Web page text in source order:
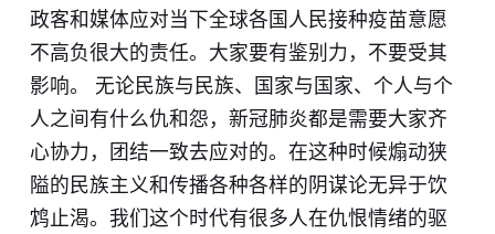
政客和媒体应对当下全球各国人民接种疫苗意愿
不高负很大的责任。大家要有鉴别力，不要受其
影响。 无论民族与民族、国家与国家、个人与个
人之间有什么仇和怨，新冠肺炎都是需要大家齐
心协力，团结一致去应对的。在这种时候煽动狭
隘的民族主义和传播各种各样的阴谋论无异于饮
鸩止渴。我们这个时代有很多人在仇恨情绪的驱